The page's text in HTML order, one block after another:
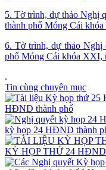
5. Tờ trình, dự thảo Nghị
thành phố Móng Cái
6. Tờ trình, dự thảo Nghị
phố Móng Cái khóa XXI,
.
Tin cùng chuyên mục
HĐND thành phố
kỳ họp 24 HĐND thành
KỲ HỌP THỨ 24